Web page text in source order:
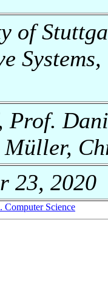
of
Prof.
23, 2020
Computer Science